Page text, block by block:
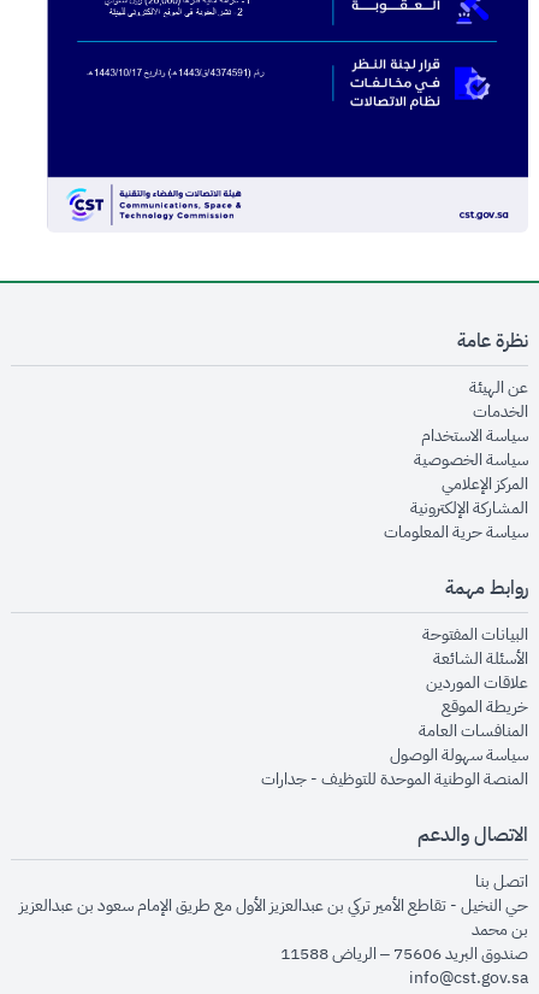
نظرة عامة
عن الهيئةopens in new window
الخدماتopens in new window
سياسة الاستخدام
سياسة الخصوصيةopens in new window
المركز الإعلاميopens in new window
المشاركة الإلكترونيةopens in new window
سياسة حرية المعلوماتopens in new window
روابط مهمة
البيانات المفتوحةopens in new window
الأسئلة الشائعةopens in new window
علاقات الموردينopens in new window
خريطة الموقعopens in new window
المنافسات العامةopens in new window
سياسة سهولة الوصولopens in new window
المنصة الوطنية الموحدة للتوظيف - جداراتopens in new window
الاتصال والدعم
اتصل بنا
حي النخيل - تقاطع الأمير تركي بن عبدالعزيز الأول مع طريق الإمام سعود بن عبدالعزيز
بن محمد
صندوق البريد 75606 – الرياض 11588
info@cst.gov.sa